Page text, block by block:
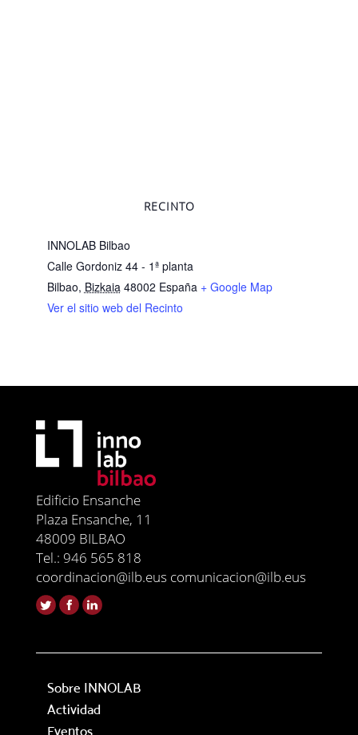
RECINTO
INNOLAB Bilbao
Calle Gordoniz 44 - 1ª planta
Bilbao, Bizkaia 48002 España + Google Map
Ver el sitio web del Recinto
Edificio Ensanche
Plaza Ensanche, 11
48009 BILBAO
Tel.: 946 565 818
coordinacion@ilb.eus comunicacion@ilb.eus
Sobre INNOLAB
Actividad
Eventos